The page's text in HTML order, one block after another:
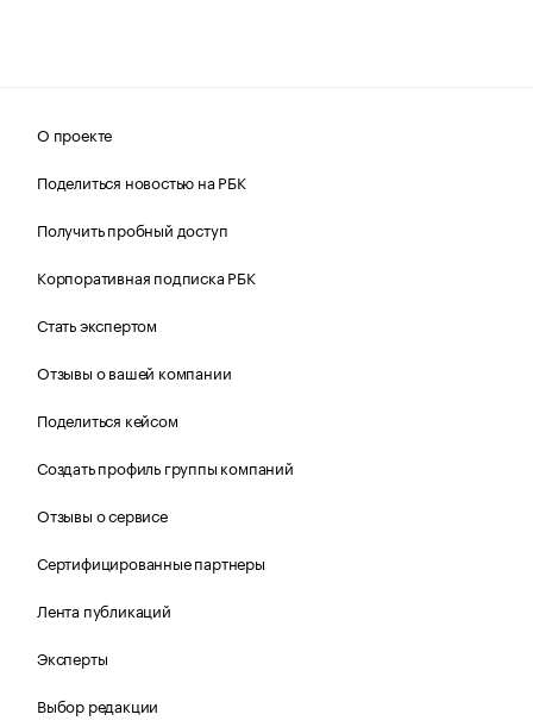
О проекте
Поделиться новостью на РБК
Получить пробный доступ
Корпоративная подписка РБК
Стать экспертом
Отзывы о вашей компании
Поделиться кейсом
Создать профиль группы компаний
Отзывы о сервисе
Сертифицированные партнеры
Лента публикаций
Эксперты
Выбор редакции